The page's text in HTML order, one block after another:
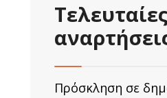
Τελευταίες
Πρόσκληση σε